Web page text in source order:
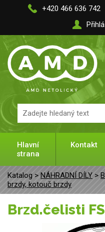
+420 466 636 742
Hlavní
strana
Kontakt
Katalog > NÁHRADNÍ DÍLY >
brzdy, kotouč brzdy
Brzd.čelisti